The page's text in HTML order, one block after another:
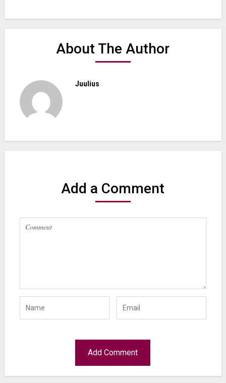
About The Author
Juulius
Add a Comment